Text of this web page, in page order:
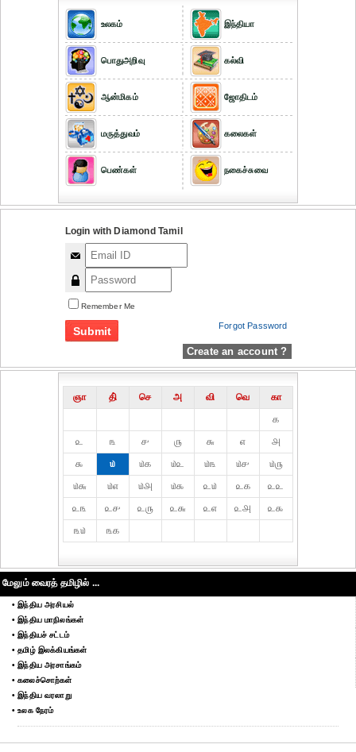
உலகம்
பொதுஅறிவு
ஆன்மிகம்
மருத்துவம்
பெண்கள்
இந்தியா
கல்வி
ஜோதிடம்
கலைகள்
நகைச்சுவை
Login with Diamond Tamil
Remember Me
Forgot Password
Create an account ?
ஞா தி் செ அ வி வெ
கா
௧
௨
௩ ௪ ௫ ௬ ௭
௮
௯
௰ ௰௧ ௰௨ ௰௩ ௰௪
௰௫
௰௬
௰௭ ௰௮ ௰௯ ௨௰ ௨௧
௨௨
௨௩
௨௪ ௨௫ ௨௬ ௨௭ ௨௮
௨௯
௩௰
௩௧
மேலும் வைரத் தமிழில் ...
• இந்திய அரசியல்
• இந்திய மாநிலங்கள்
• இந்தியச் சட்டம்
• தமிழ் இலக்கியங்கள்
• இந்திய அரசாங்கம்
• கலைச்சொற்கள்
• இந்திய வரலாறு
• உலக நேரம்